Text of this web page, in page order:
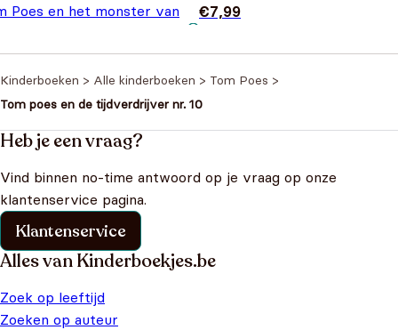
Poes en het monster van
Oorspronkelijke
€8,95.
Huidige
€5,95.
€7,99
Kinderboeken > Alle kinderboeken > Tom Poes >
Tom poes en de tijdverdrijver nr. 10
Heb je een vraag?
Vind binnen no-time antwoord op je vraag op onze
klantenservice pagina.
Klantenservice
Alles van Kinderboekjes.be
Zoek op leeftijd
Zoeken op auteur